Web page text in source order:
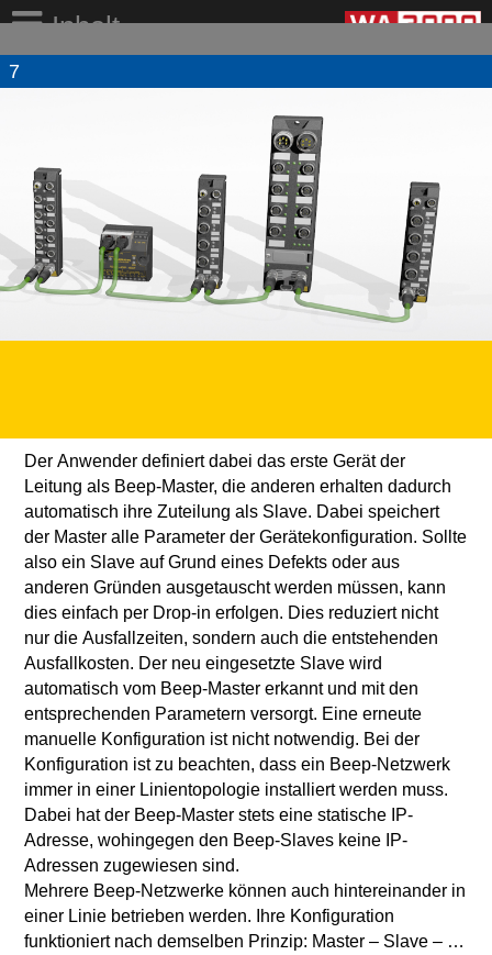
Inhalt
7
Der Anwender definiert dabei das erste Gerät der
Leitung als Beep-Master, die anderen erhalten dadurch
automatisch ihre Zuteilung als Slave. Dabei speichert
der Master alle Parameter der Gerätekonfiguration. Sollte
also ein Slave auf Grund eines Defekts oder aus
anderen Gründen ausgetauscht werden müssen, kann
dies einfach per Drop-in erfolgen. Dies reduziert nicht
nur die Ausfallzeiten, sondern auch die entstehenden
Ausfallkosten. Der neu eingesetzte Slave wird
automatisch vom Beep-Master erkannt und mit den
entsprechenden Parametern versorgt. Eine erneute
manuelle Konfiguration ist nicht notwendig. Bei der
Konfiguration ist zu beachten, dass ein Beep-Netzwerk
immer in einer Linientopologie installiert werden muss.
Dabei hat der Beep-Master stets eine statische IP-
Adresse, wohingegen den Beep-Slaves keine IP-
Adressen zugewiesen sind.
Mehrere Beep-Netzwerke können auch hintereinander in
einer Linie betrieben werden. Ihre Konfiguration
funktioniert nach demselben Prinzip: Master – Slave – …